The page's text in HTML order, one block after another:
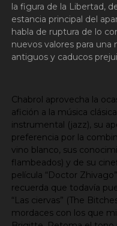
la figura de la Libertad,
estancia principal del
habla de ruptura de lo
nuevos valores para una
antiguos y caducos
Chabrol aprovecha la
afición a la música
instrumental (jazz), su
preferencia por la
vino blanco, sus
flambeados) y de su
película “Doctor
recuerda que todavía
“Las ciervas” (The
mordaces con los que